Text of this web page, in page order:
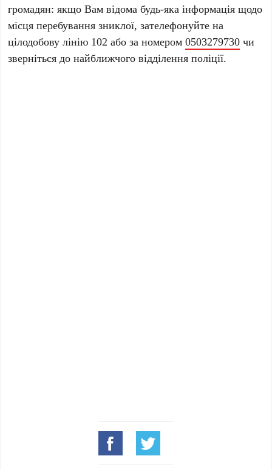
громадян: якщо Вам відома будь-яка інформація щодо
місця перебування зниклої, зателефонуйте на
цілодобову лінію 102 або за номером0503279730 чи
зверніться до найближчого відділення поліції.